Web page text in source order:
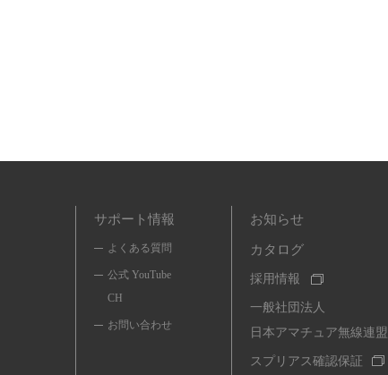
サポート情報
よくある質問
公式 YouTube
CH
お問い合わせ
お知らせ
カタログ
採用情報
一般社団法人
日本アマチュア無線連盟
スプリアス確認保証